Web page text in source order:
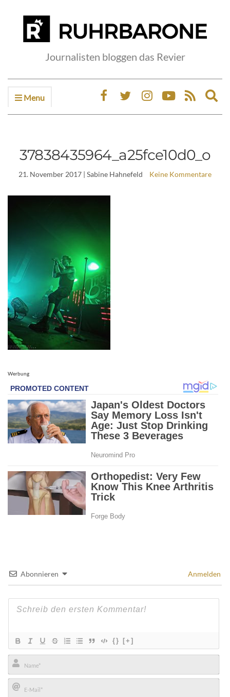
Journalisten bloggen das Revier
Menu
37838435964_a25fce10d0_o
21. November 2017 | Sabine Hahnefeld Keine Kommentare
Werbung
Abonnieren Anmelden
{} [+]
Name*